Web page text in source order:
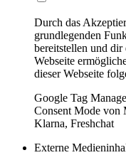
Durch das
grundlegenden
bereitstellen und
Webseite
dieser Webseite
Google Tag
Consent Mode von
Klarna, Freshchat
Externe